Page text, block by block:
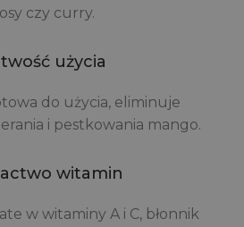
czy curry.
użycia
do użycia, eliminuje
i pestkowania mango.
witamin
w witaminy A i C, błonnik